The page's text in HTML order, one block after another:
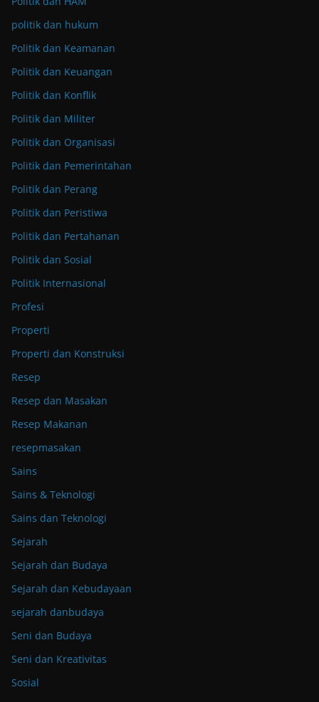
politik dan hukum
Politik dan Keamanan
Politik dan Keuangan
Politik dan Konflik
Politik dan Militer
Politik dan Organisasi
Politik dan Pemerintahan
Politik dan Perang
Politik dan Peristiwa
Politik dan Pertahanan
Politik dan Sosial
Politik Internasional
Profesi
Properti
Properti dan Konstruksi
Resep
Resep dan Masakan
Resep Makanan
resepmasakan
Sains
Sains & Teknologi
Sains dan Teknologi
Sejarah
Sejarah dan Budaya
Sejarah dan Kebudayaan
sejarah danbudaya
Seni dan Budaya
Seni dan Kreativitas
Sosial